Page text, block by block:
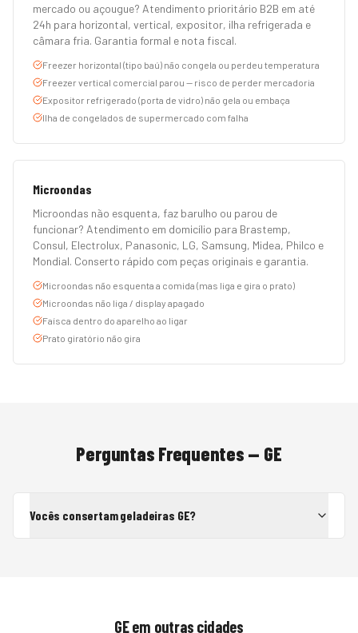
mercado ou açougue? Atendimento prioritário B2B em até
24h para horizontal, vertical, expositor, ilha refrigerada e
câmara fria. Garantia formal e nota fiscal.
Freezer horizontal (tipo baú) não congela ou perdeu temperatura
Freezer vertical comercial parou — risco de perder mercadoria
Expositor refrigerado (porta de vidro) não gela ou embaça
Ilha de congelados de supermercado com falha
Microondas
Microondas não esquenta, faz barulho ou parou de
funcionar? Atendimento em domicílio para Brastemp,
Consul, Electrolux, Panasonic, LG, Samsung, Midea, Philco e
Mondial. Conserto rápido com peças originais e garantia.
Microondas não esquenta a comida (mas liga e gira o prato)
Microondas não liga / display apagado
Faísca dentro do aparelho ao ligar
Prato giratório não gira
Perguntas Frequentes — GE
Vocês consertam geladeiras GE?
GEem outras cidades